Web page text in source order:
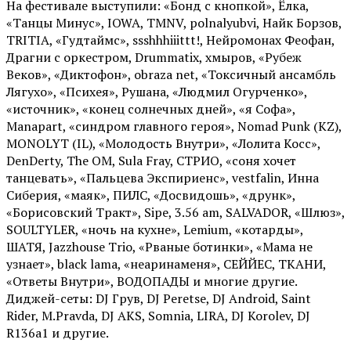
На фестивале выступили: «Бонд с кнопкой», Ёлка,
«Танцы Минус», IOWA, TMNV, polnalyubvi, Найк Борзов,
TRITIA, «Гудтаймс», ssshhhiiittt!, Нейромонах Феофан,
Драгни с оркестром, Drummatix, хмыров, «Рубеж
Веков», «Диктофон», obraza net, «Токсичный ансамбль
Лягухо», «Психея», Рушана, «Людмил Огурченко»,
«источник», «конец солнечных дней», «я Софа»,
Manapart, «синдром главного героя», Nomad Punk (KZ),
MONOLYT (IL), «Молодость Внутри», «Лолита Косс»,
DenDerty, The OM, Sula Fray, СТРИО, «соня хочет
танцевать», «Пальцева Экспириенс», vestfalin, Инна
Сиберия, «маяк», ПИЛС, «Досвидошь», «друнк»,
«Борисовский Тракт», Sipe, 3.56 am, SALVADOR, «Шлюз»,
SOULTYLER, «ночь на кухне», Lemium, «котарды»,
ШАТЯ, Jazzhouse Trio, «Рваные ботинки», «Мама не
узнает», black lama, «неаринаменя», СЕЙЙЕС, ТКАНИ,
«Ответы Внутри», ВОДОПАДЫ и многие другие.
Диджей-сеты: DJ Грув, DJ Peretse, DJ Android, Saint
Rider, М.Pravda, DJ AKS, Somnia, LIRA, DJ Korolev, DJ
R136a1 и другие.